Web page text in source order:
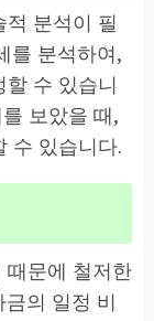
분석이 필
를 분석하여,
수 있습니
보았을 때,
수 있습니다.
때문에 철저한
의 일정 비